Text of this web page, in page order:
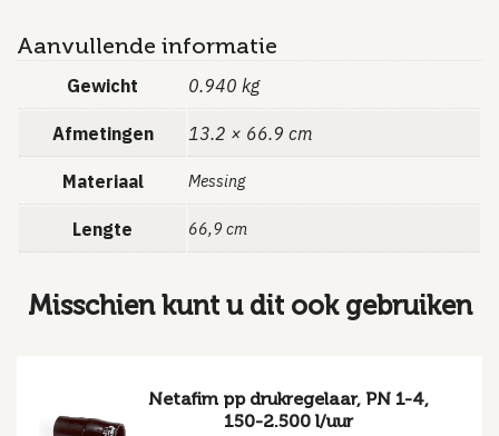
Aanvullende informatie
Gewicht 0.940 kg
Afmetingen 13.2 × 66.9 cm
Materiaal Messing
Lengte 66,9 cm
Misschien kunt u dit ook gebruiken
Netafim pp drukregelaar, PN 1-4,
150-2.500 l/uur